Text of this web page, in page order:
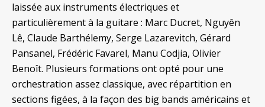
laissée aux instruments électriques et
particulièrement à la guitare : Marc Ducret, Nguyên
Lê, Claude Barthélemy, Serge Lazarevitch, Gérard
Pansanel, Frédéric Favarel, Manu Codjia, Olivier
Benoît. Plusieurs formations ont opté pour une
orchestration assez classique, avec répartition en
sections figées, à la façon des big bands américains et